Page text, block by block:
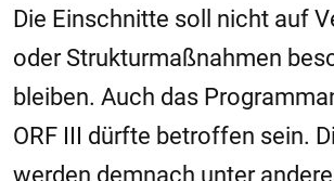
Die Einschnitte soll nicht auf
oder Strukturmaßnahmen
bleiben. Auch das
ORF III dürfte betroffen sein.
werden demnach unter